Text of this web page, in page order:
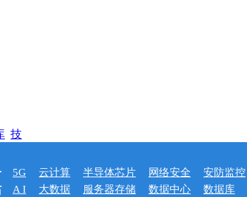
技
5G 云计算 半导体芯片 网络安全 安防监控
A I
大数据 服务器存储 数据中心 数据库